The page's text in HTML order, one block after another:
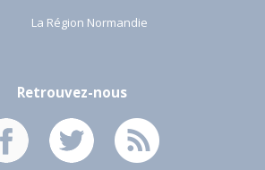
La Région Normandie
Retrouvez-nous